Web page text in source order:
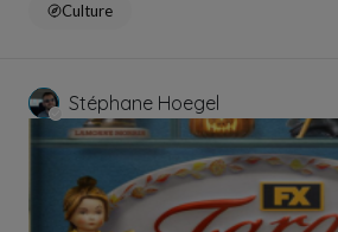
Culture
Stéphane Hoegel